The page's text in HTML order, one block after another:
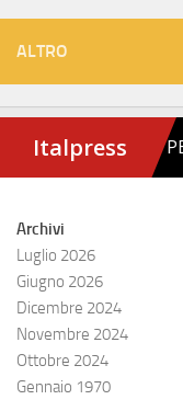
ALTRO
Archivi
Luglio 2026
Giugno 2026
Dicembre 2024
Novembre 2024
Ottobre 2024
Gennaio 1970